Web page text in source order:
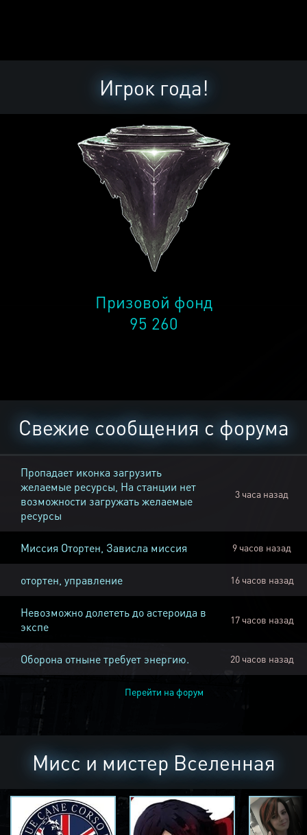
Игрок года!
Призовой фонд
95 260
Свежие сообщения с форума
Пропадает иконка загрузить
желаемые ресурсы, На станции нет
возможности загружать желаемые
ресурсы
3 часа назад
Миссия Отортен, Зависла миссия 9 часов назад
отортен, управление 16 часов назад
Невозможно долететь до астероида в
экспе
17 часов назад
Оборона отныне требует энергию. 20 часов назад
Перейти на форум
Мисс и мистер Вселенная